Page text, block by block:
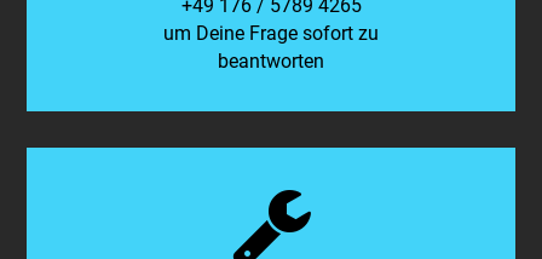
+49 176 / 5789 4265
um Deine Frage sofort zu
beantworten